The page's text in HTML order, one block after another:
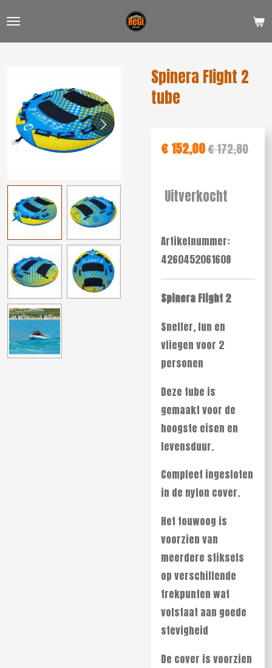
Ga
hoofdinhoud
Spinera Flight 2
tube
€ 152,00€ 172,80
Uitverkocht
Artikelnummer:
4260452061608
Spinera Flight 2
Sneller, fun en
vliegen voor 2
personen
Deze tube is
gemaakt voor de
hoogste eisen en
levensduur.
Compleet ingesloten
in de nylon cover.
Het touwoog is
voorzien van
meerdere stiksels
op verschillende
trekpunten wat
volstaat aan goede
stevigheid
De cover is voorzien